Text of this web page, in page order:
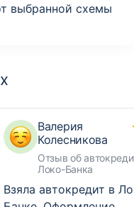
выбранной схемы
Валерия
Колесникова
Отзыв об
Локо-Банка
Взяла автокредит в